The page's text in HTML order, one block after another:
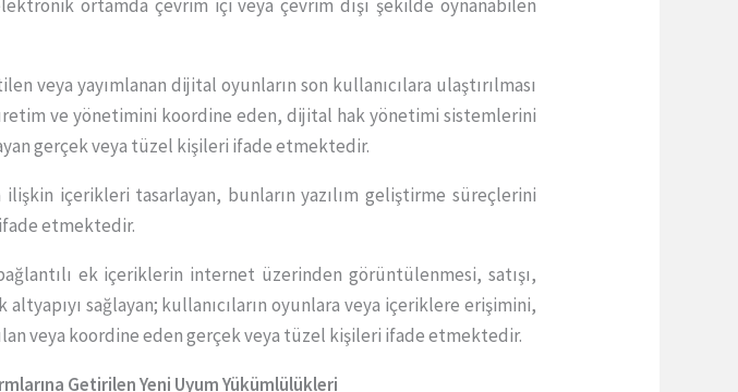
ortamda çevrim içi veya çevrim dışı şekilde oynanabilen
veya yayımlanan dijital oyunların son kullanıcılara ulaştırılması
ve yönetimini koordine eden, dijital hak yönetimi sistemlerini
gerçek veya tüzel kişileri ifade etmektedir.
içerikleri tasarlayan, bunların yazılım geliştirme süreçlerini
etmektedir.
ek içeriklerin internet üzerinden görüntülenmesi, satışı,
sağlayan; kullanıcıların oyunlara veya içeriklere erişimini,
veya koordine eden gerçek veya tüzel kişileri ifade etmektedir.
Getirilen Yeni Uyum Yükümlülükleri